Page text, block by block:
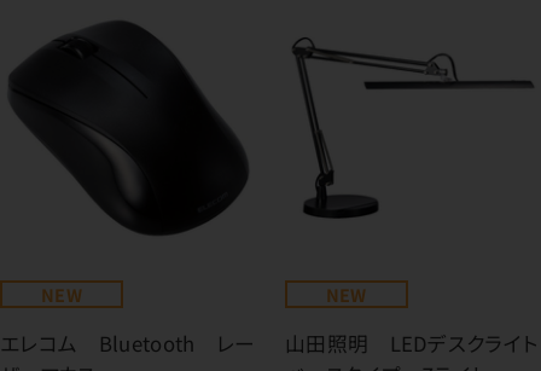
NEW
エレコム Bluetooth レー
NEW
山田照明 LEDデスクライト